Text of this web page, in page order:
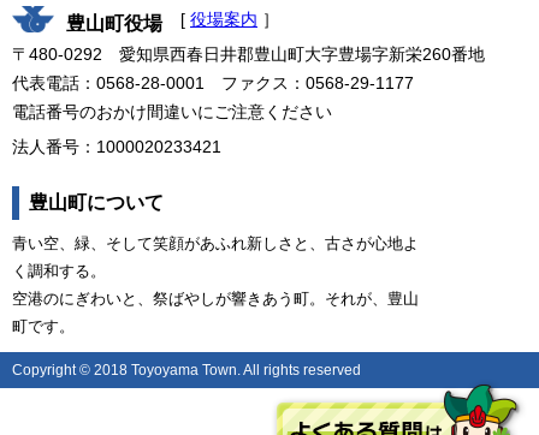
豊山町役場 [ 役場案内 ］
〒480-0292 愛知県西春日井郡豊山町大字豊場字新栄260番地
代表電話：0568-28-0001 ファクス：0568-29-1177
電話番号のおかけ間違いにご注意ください
法人番号：1000020233421
豊山町について
青い空、緑、そして笑顔があふれ新しさと、古さが心地よ
く調和する。
空港のにぎわいと、祭ばやしが響きあう町。それが、豊山
町です。
Copyright © 2018 Toyoyama Town. All rights reserved